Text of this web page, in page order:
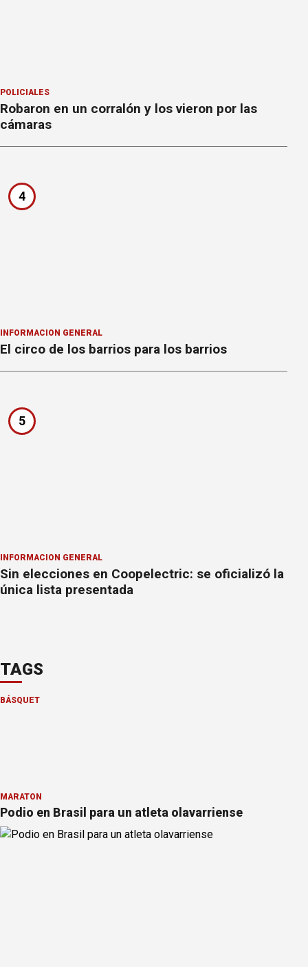
POLICIALES
Robaron en un corralón y los vieron por las
cámaras
4
INFORMACION GENERAL
El circo de los barrios para los barrios
5
INFORMACION GENERAL
Sin elecciones en Coopelectric: se oficializó la
única lista presentada
TAGS
BÁSQUET
MARATÓN
Podio en Brasil para un atleta olavarriense